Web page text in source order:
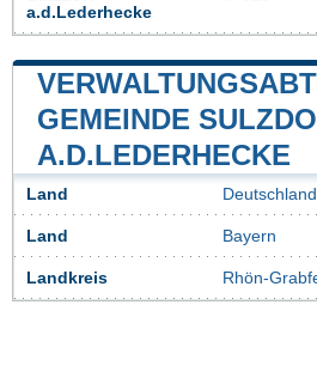
a.d.Lederhecke
GEMEINDE
A.D.LEDERHECKE
Land Deutschland
Land Bayern
Landkreis Rhön-